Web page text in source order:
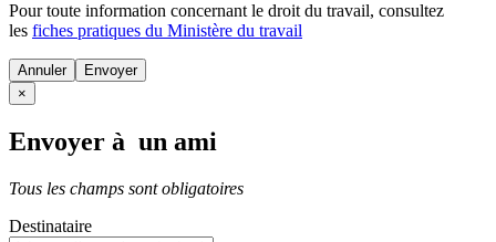
Pour toute information concernant le droit du travail, consultez
les fiches pratiques du Ministère du travail
Annuler
×
Envoyer à un ami
Tous les champs sont obligatoires
Destinataire